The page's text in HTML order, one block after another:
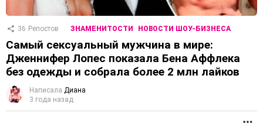
36 Репостов ЗНАМЕНИТОСТИ НОВОСТИ ШОУ-БИЗНЕСА
Самый сексуальный мужчина в мире:
Дженнифер Лопес показала Бена Аффлека
без одежды и собрала более 2 млн лайков
Написала Диана
3 года назад